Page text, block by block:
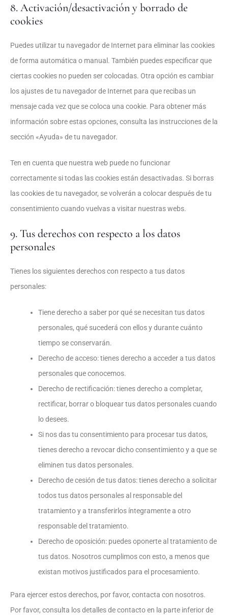
8. Activación/desactivación y borrado de
cookies
Puedes utilizar tu navegador de Internet para eliminar las cookies
de forma automática o manual. También puedes especificar que
ciertas cookies no pueden ser colocadas. Otra opción es cambiar
los ajustes de tu navegador de Internet para que recibas un
mensaje cada vez que se coloca una cookie. Para obtener más
información sobre estas opciones, consulta las instrucciones de la
sección «Ayuda» de tu navegador.
Ten en cuenta que nuestra web puede no funcionar
correctamente si todas las cookies están desactivadas. Si borras
las cookies de tu navegador, se volverán a colocar después de tu
consentimiento cuando vuelvas a visitar nuestras webs.
9. Tus derechos con respecto a los datos
personales
Tienes los siguientes derechos con respecto a tus datos
personales:
Tiene derecho a saber por qué se necesitan tus datos
personales, qué sucederá con ellos y durante cuánto
tiempo se conservarán.
Derecho de acceso: tienes derecho a acceder a tus datos
personales que conocemos.
Derecho de rectificación: tienes derecho a completar,
rectificar, borrar o bloquear tus datos personales cuando
lo desees.
Si nos das tu consentimiento para procesar tus datos,
tienes derecho a revocar dicho consentimiento y a que se
eliminen tus datos personales.
Derecho de cesión de tus datos: tienes derecho a solicitar
todos tus datos personales al responsable del
tratamiento y a transferirlos íntegramente a otro
responsable del tratamiento.
Derecho de oposición: puedes oponerte al tratamiento de
tus datos. Nosotros cumplimos con esto, a menos que
existan motivos justificados para el procesamiento.
Para ejercer estos derechos, por favor, contacta con nosotros.
Por favor, consulta los detalles de contacto en la parte inferior de